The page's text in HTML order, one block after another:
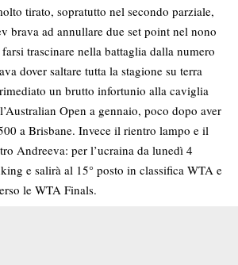
tirato, sopratutto nel secondo parziale,
brava ad annullare due set point nel nono
trascinare nella battaglia dalla numero
dover saltare tutta la stagione su terra
un brutto infortunio alla caviglia
Open a gennaio, poco dopo aver
a Brisbane. Invece il rientro lampo e il
Andreeva: per l’ucraina da lunedì 4
e salirà al 15° posto in classifica WTA e
le WTA Finals.